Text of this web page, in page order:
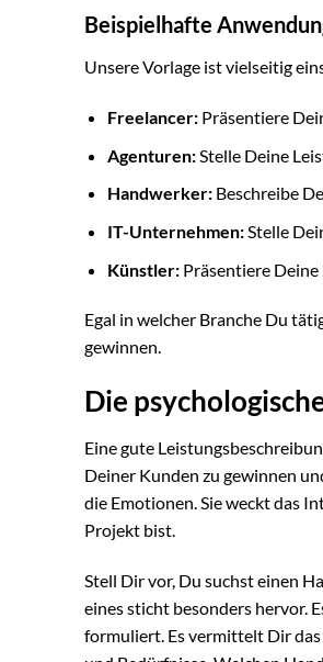
Beispielhafte
Unsere Vorlage ist vielseitig
Freelancer:Präsentiere
Agenturen:Stelle Deine
Handwerker:Beschreibe
IT-Unternehmen:Stelle
Künstler:Präsentiere Deine
Egal in welcher Branche Du
gewinnen.
Die
Eine gute
Deiner Kunden zu gewinnen
die Emotionen. Sie weckt das
Projekt bist.
Stell Dir vor, Du suchst einen
eines sticht besonders hervor.
formuliert. Es vermittelt Dir